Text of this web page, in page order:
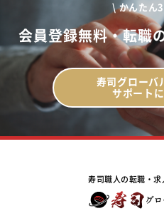
\ かんたん
会員登録無料・転職
寿司グローバ
サポート
寿司職人の転職・求